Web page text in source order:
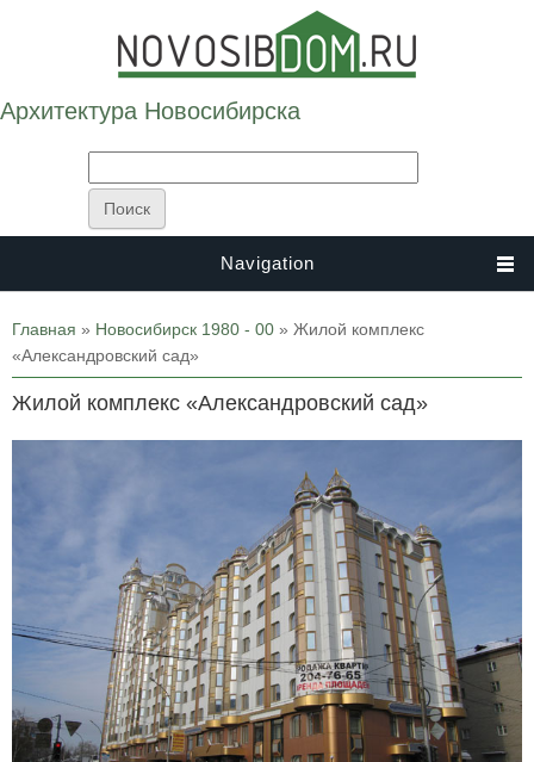
Архитектура Новосибирска
Navigation
Вы здесь
Главная » Новосибирск 1980 - 00 » Жилой комплекс
«Александровский сад»
Жилой комплекс «Александровский сад»